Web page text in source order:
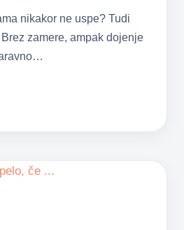
nikakor ne uspe? Tudi
zamere, ampak dojenje